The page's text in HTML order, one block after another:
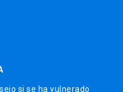
si se ha vulnerado